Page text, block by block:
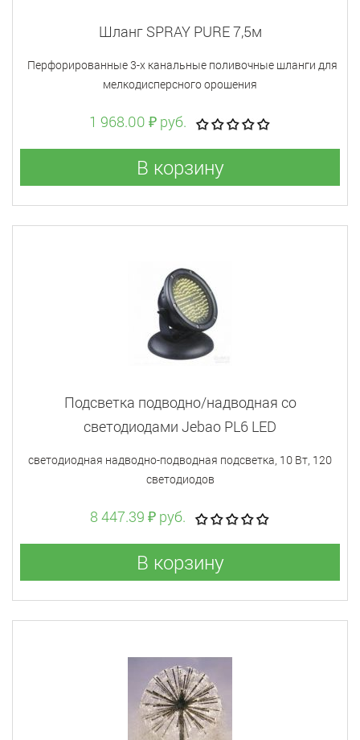
Шланг SPRAY PURE 7,5м
Перфорированные 3-х канальные поливочные шланги для
мелкодисперсного орошения
1 968.00 ₽ руб.
В корзину
Подсветка подводно/надводная со
светодиодами Jebao PL6 LED
светодиодная надводно-подводная подсветка, 10 Вт, 120
светодиодов
8 447.39 ₽ руб.
В корзину